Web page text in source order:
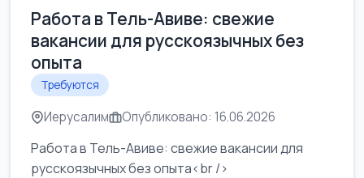
Работа в Тель-Авиве: свежие
вакансии для русскоязычных без
опыта
Требуются
Иерусалим Опубликовано: 16.06.2026
Работа в Тель-Авиве: свежие вакансии для
русскоязычных без опыта<br />